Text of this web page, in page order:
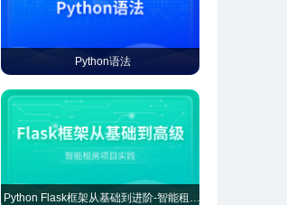
Python语法
Python Flask框架从基础到进阶-智能租房项目实践